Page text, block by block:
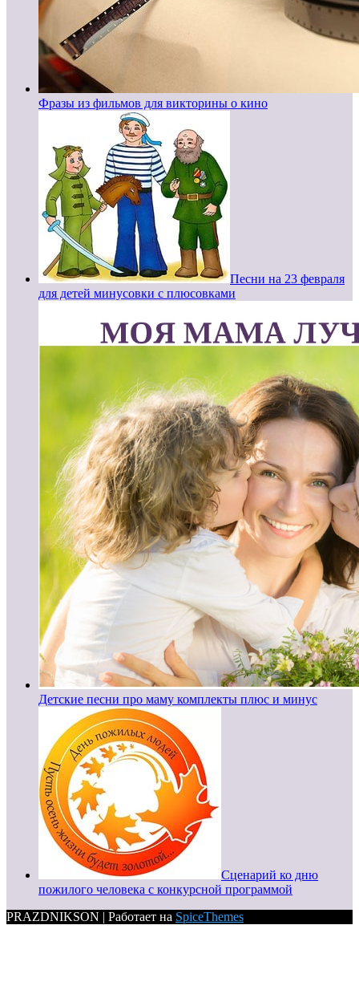
Фразы из фильмов для викторины о кино
Песни на 23 февраля
для детей минусовки с плюсовками
Детские песни про маму комплекты плюс и минус
Сценарий ко дню
пожилого человека с конкурсной программой
PRAZDNIKSON | Работает на SpiceThemes